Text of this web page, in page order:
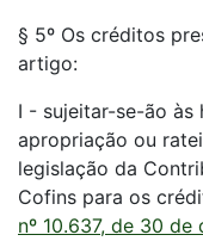
§ 5º Os créditos
artigo:
I - sujeitar-se-ão às
apropriação ou
legislação da
Cofins para os
nº 10.637, de 30